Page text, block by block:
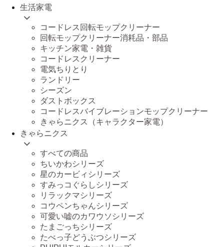
生活家電
コードレス回転モップクリーナー
回転モップクリーナー消耗品・部品
キッチン家電・雑貨
コードレスクリーナー
電気ちりとり
ランドリー
シーズン
ダストボックス
コードレスバイブレーションモップクリーナー
きゃらニクス（キャラクター家電）
きゃらニクス
すべての商品
ちいかわシリーズ
星のカービィシリーズ
すみっコぐらしシリーズ
リラックマシリーズ
コウペンちゃんシリーズ
可愛い嘘のカワウソシリーズ
たまごっちシリーズ
たべっ子どうぶつシリーズ